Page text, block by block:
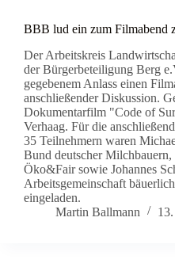
BBB lud ein zum Filmabend
Der Arbeitskreis
der Bürgerbeteiligung Berg
gegebenem Anlass einen
anschließender Diskussion.
Dokumentarfilm "Code of
Verhaag. Für die
35 Teilnehmern waren
Bund deutscher
Öko&Fair sowie Johannes
Arbeitsgemeinschaft
eingeladen.
Martin Ballmann